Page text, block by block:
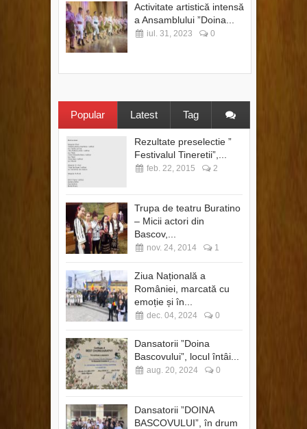
Activitate artistică intensă
a Ansamblului ”Doina...
iul. 31, 2023 0
Popular Latest Tag
Rezultate preselectie ”
Festivalul Tineretii”,...
feb. 22, 2015 2
Trupa de teatru Buratino
– Micii actori din
Bascov,...
nov. 24, 2014 1
Ziua Națională a
României, marcată cu
emoție și în...
dec. 04, 2024 0
Dansatorii ”Doina
Bascovului”, locul întâi...
aug. 20, 2024 0
Dansatorii ”DOINA
BASCOVULUI”, în drum